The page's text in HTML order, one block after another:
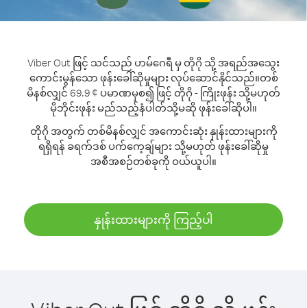
Viber Out ဖြင့် သင်သည် ဟမ်ဂေရီ မှ တိုဂို သို့ အရည်အသွေး
ကောင်းမွန်သော ဖုန်းခေါ်ဆိုမှုများ လုပ်ဆောင်နိုင်သည်။တစ်
မိနစ်လျှင် 69.9 ¢ ပမာဏမှစ၍ ဖြင့် တိုဂို - ကြိုးဖုန်း သို့မဟုတ်
မိုဘိုင်းဖုန်း မည်သည့်နံပါတ်သို့မဆို ဖုန်းခေါ်ဆိုပါ။
တိုဂို အတွက် တစ်မိနစ်လျှင် အကောင်းဆုံး နှုန်းထားများကို
ရရှိရန် ခရက်ဒစ် ပက်ကေ့ချ်များ သို့မဟုတ် ဖုန်းခေါ်ဆိုမှု
အစီအစဉ်တစ်ခုကို ဝယ်ယူပါ။
နှုန်းထားများကို ကြည့်ပါ